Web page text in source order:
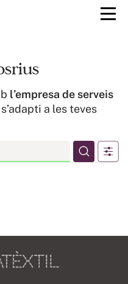
l’empresa de serveis
a les teves